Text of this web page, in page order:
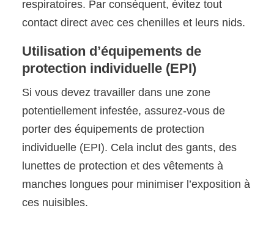
respiratoires. Par conséquent, évitez tout
contact direct avec ces chenilles et leurs nids.
Utilisation d’équipements de
protection individuelle (EPI)
Si vous devez travailler dans une zone
potentiellement infestée, assurez-vous de
porter des équipements de protection
individuelle (EPI). Cela inclut des gants, des
lunettes de protection et des vêtements à
manches longues pour minimiser l’exposition à
ces nuisibles.